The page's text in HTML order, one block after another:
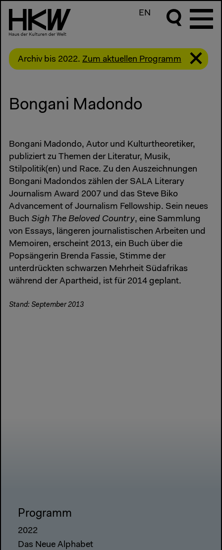
EN
Archiv bis 2022. Zum aktuellen Programm
Bongani Madondo
Bongani Madondo, Autor und Kulturtheoretiker,
publiziert zu Themen der Literatur, Musik,
Stilpolitik(en) und Race. Zu den Auszeichnungen
Bongani Madondos zählen der SALA Literary
Journalism Award 2007 und das Steve Biko
Advancement of Journalism Fellowship. Sein neues
Buch Sigh The Beloved Country, eine Sammlung
von Essays, längeren journalistischen Arbeiten und
Memoiren, erscheint 2013, ein Buch über die
Popsängerin Brenda Fassie, Stimme der
unterdrückten schwarzen Mehrheit Südafrikas
während der Apartheid, ist für 2014 geplant.
Stand: September 2013
Programm
2022
Das Neue Alphabet